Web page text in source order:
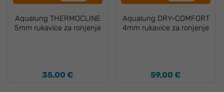
Aqualung THERMOCLINE
5mm rukavice za ronjenje
35,00 €
Aqualung DRY-COMFORT
4mm rukavice za ronjenje
59,00 €